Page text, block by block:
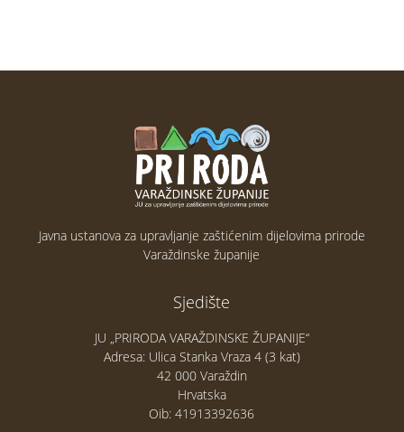
Javna ustanova za upravljanje zaštićenim dijelovima prirode
Varaždinske županije
Sjedište
JU „PRIRODA VARAŽDINSKE ŽUPANIJE“
Adresa: Ulica Stanka Vraza 4 (3 kat)
42 000 Varaždin
Hrvatska
Oib: 41913392636